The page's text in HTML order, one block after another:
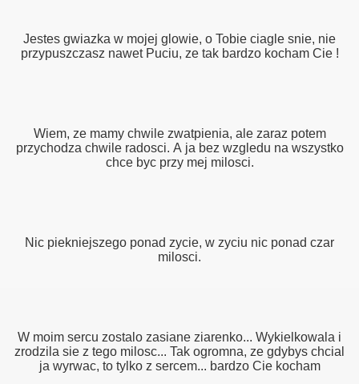
Jestes gwiazka w mojej glowie, o Tobie ciagle snie, nie
przypuszczasz nawet Puciu, ze tak bardzo kocham Cie !
Wiem, ze mamy chwile zwatpienia, ale zaraz potem
przychodza chwile radosci. A ja bez wzgledu na wszystko
chce byc przy mej milosci.
Nic piekniejszego ponad zycie, w zyciu nic ponad czar
milosci.
W moim sercu zostalo zasiane ziarenko... Wykielkowala i
zrodzila sie z tego milosc... Tak ogromna, ze gdybys chcial
ja wyrwac, to tylko z sercem... bardzo Cie kocham